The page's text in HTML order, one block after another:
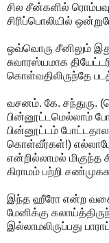
சில சீன்களில்
சிரிப்பொலியில்
ஒவ்வொரு சீனிலும்
சுவாரஸ்யமாக
கொள்வதிலிருந்தே
வசனம். கே. சந்துரு.
பின்னூட்டமெல்லாம்
பின்னூட்டம்
கொள்வீர்கள்!)
என்றில்லாமல் மிகுந்த
கிராமம் பற்றி
இந்த ஹீரோ என்ற
மேனிக்கு
இல்லாமலிருப்பது